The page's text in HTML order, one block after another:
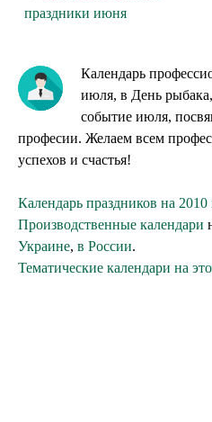
праздники июня
Календарь
июля, в День
событие июля,
професии. Желаем всем
успехов и счастья!
Календарь праздников на
Производственные календари
Украине, в России.
Тематические календари на